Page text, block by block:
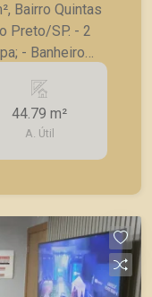
Bairro Quintas
SP. - 2
- Banheiro
1 vaga de
em
usados ou
44.79 m²
A. Útil